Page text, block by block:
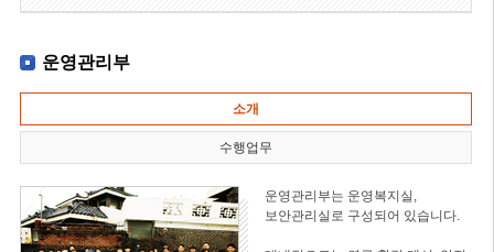
운영관리부
소개
수행업무
운영관리부는 운영복지실,
보안관리실로 구성되어 있습니다.